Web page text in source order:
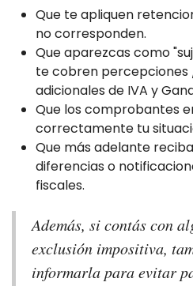
Que te apliquen
no corresponden.
Que aparezcas como
te cobren percepciones
adicionales de IVA y
Que los comprobantes
correctamente tu
Que más adelante
diferencias o
fiscales.
Además, si contás con
exclusión impositiva,
informarla para evitar